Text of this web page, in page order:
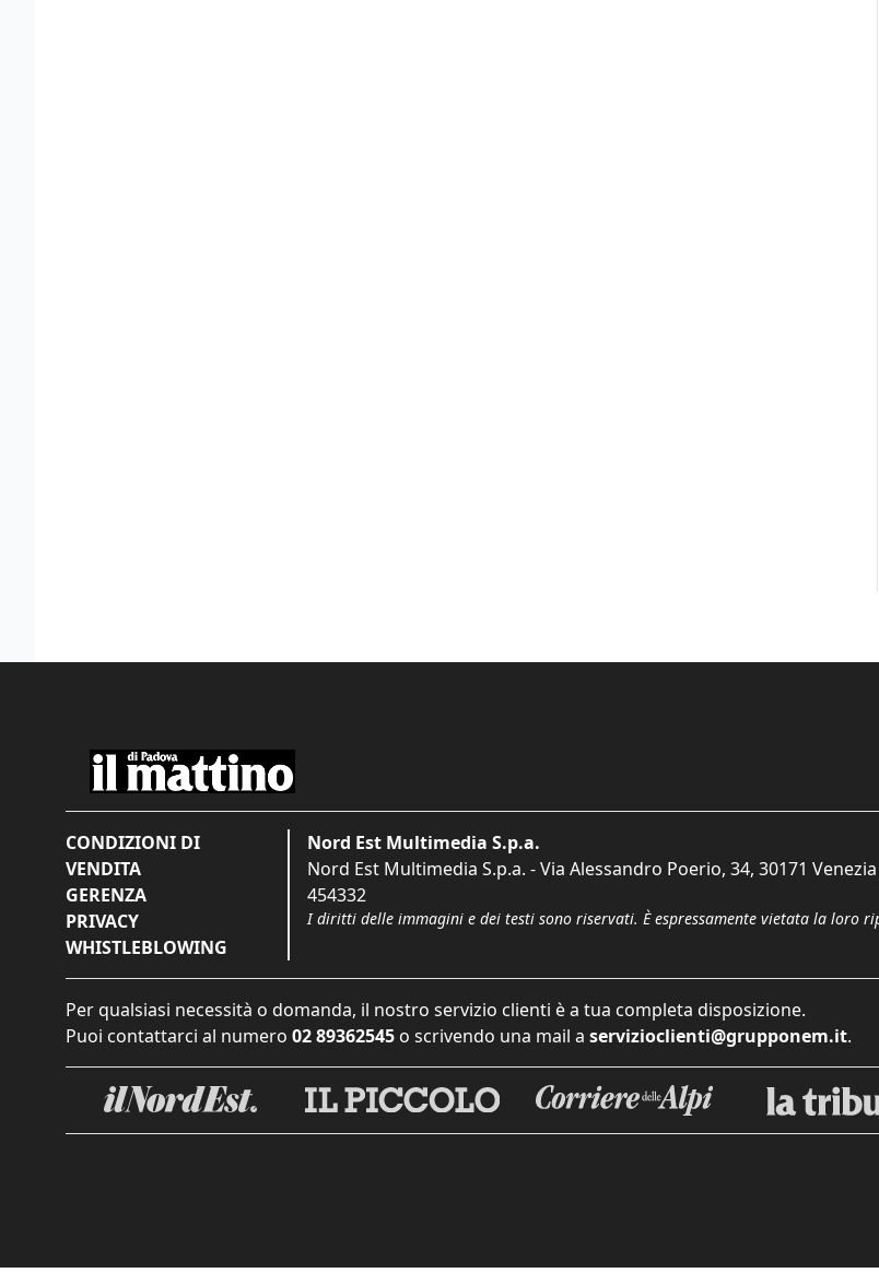
CONDIZIONI DI
VENDITA
GERENZA
PRIVACY
WHISTLEBLOWING
Nord Est Multimedia S.p.a.
Nord Est Multimedia S.p.a. - Via Alessandro Poerio, 34, 30171 Venezia
454332
I diritti delle immagini e dei testi sono riservati. È espressamente vietata la loro
Per qualsiasi necessità o domanda, il nostro servizio clienti è a tua completa disposizione.
Puoi contattarci al numero 02 89362545 o scrivendo una mail a servizioclienti@grupponem.it.